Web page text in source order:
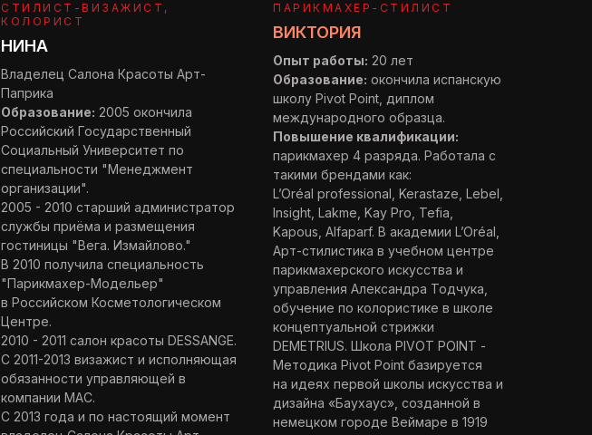
СТИЛИСТ-ВИЗАЖИСТ,
КОЛОРИСТ
НИНА
Владелец Салона Красоты Арт-
Паприка
Образование: 2005 окончила
Российский Государственный
Социальный Университет по
специальности "Менеджмент
организации".
2005 - 2010 старший администратор
службы приёма и размещения
гостиницы "Вега. Измайлово."
В 2010 получила специальность
"Парикмахер-Модельер"
в Российском Косметологическом
Центре.
2010 - 2011 салон красоты DESSANGE.
С 2011-2013 визажист и исполняющая
обязанности управляющей в
компании МАС.
С 2013 года и по настоящий момент
ПАРИКМАХЕР-СТИЛИСТ
ВИКТОРИЯ
Опыт работы: 20 лет
Образование: окончила испанскую
школу Pivot Point, диплом
международного образца.
Повышение квалификации:
парикмахер 4 разряда. Работала с
такими брендами как:
L’Oréal professional, Kerastaze, Lebel,
Insight, Lakme, Kay Pro, Tefia,
Kapous, Alfaparf. В академии L’Oréal,
Арт-стилистика в учебном центре
парикмахерского искусства и
управления Александра Тодчука,
обучение по колористике в школе
концептуальной стрижки
DEMETRIUS. Школа PIVOT POINT -
Методика Pivot Point базируется
на идеях первой школы искусства и
дизайна «Баухаус», созданной в
немецком городе Веймаре в 1919